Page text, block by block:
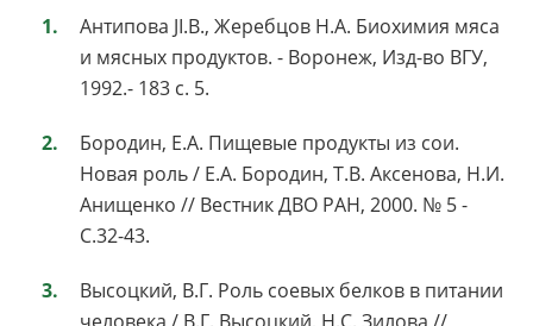
Антипова JI.B., Жеребцов Н.А. Биохимия мяса
и мясных продуктов. - Воронеж, Изд-во ВГУ,
1992.- 183 с. 5.
Бородин, Е.А. Пищевые продукты из сои.
Новая роль / Е.А. Бородин, Т.В. Аксенова, Н.И.
Анищенко // Вестник ДВО РАН, 2000. № 5 -
С.32-43.
Высоцкий, В.Г. Роль соевых белков в питании